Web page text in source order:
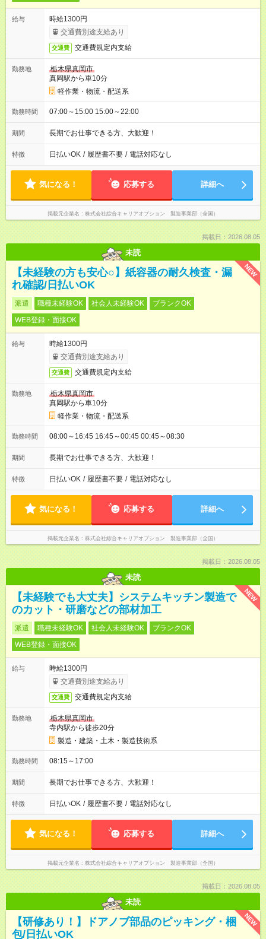
給与
時給1300円
交通費別途支給あり
交通費 交通費規定内支給
勤務地
栃木県真岡市
真岡駅から車10分
軽作業・物流・配送系
勤務時間 07:00～15:00 15:00～22:00
期間 長期でお仕事できる方、大歓迎！
特徴 日払いOK / 履歴書不要 / 電話対応なし
気になる！ 応募する 詳細へ
掲載元企業名 株式会社綜合キャリアオプション 製造事業部（全国）
掲載日：2026.08.05
未読
NEW
【未経験の方も安心○】紙容器の耐久検査・漏
れ確認/日払いOK
派遣 職種未経験OK 社会人未経験OK
ブランクOK
WEB登録・面接OK
給与
時給1300円
交通費別途支給あり
交通費 交通費規定内支給
勤務地
栃木県真岡市
真岡駅から車10分
軽作業・物流・配送系
勤務時間 08:00～16:45 16:45～00:45 00:45～08:30
期間 長期でお仕事できる方、大歓迎！
特徴 日払いOK / 履歴書不要 / 電話対応なし
気になる！ 応募する 詳細へ
掲載元企業名 株式会社綜合キャリアオプション 製造事業部（全国）
掲載日：2026.08.05
未読
NEW
【未経験でも大丈夫】システムキッチン製造で
のカット・研磨などの部材加工
派遣 職種未経験OK 社会人未経験OK
ブランクOK
WEB登録・面接OK
給与
時給1300円
交通費別途支給あり
交通費 交通費規定内支給
勤務地
栃木県真岡市
寺内駅から徒歩20分
製造・建築・土木・製造技術系
勤務時間 08:15～17:00
期間 長期でお仕事できる方、大歓迎！
特徴 日払いOK / 履歴書不要 / 電話対応なし
気になる！ 応募する 詳細へ
掲載元企業名 株式会社綜合キャリアオプション 製造事業部（全国）
掲載日：2026.08.05
未読
NEW
【研修あり！】ドアノブ部品のピッキング・梱
包/日払いOK